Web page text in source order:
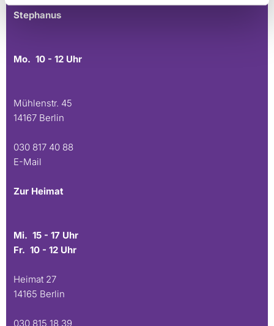
Stephanus
Mo. 10 - 12 Uhr
Mühlenstr. 45
14167 Berlin
030 817 40 88
E-Mail
Zur Heimat
Mi. 15 - 17 Uhr
Fr. 10 - 12 Uhr
Heimat 27
14165 Berlin
030 815 18 39